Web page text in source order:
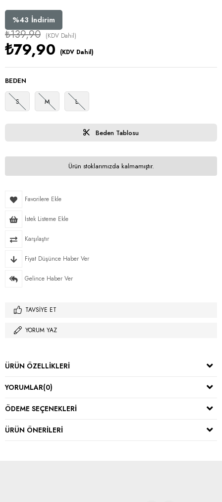
%43 İndirim
₺139,90 (KDV Dahil)
₺79,90 (KDV Dahil)
BEDEN
S M L
Beden Tablosu
Ürün stoklarımızda kalmamıştır.
Favorilere Ekle
İstek Listeme Ekle
Karşılaştır
Fiyat Düşünce Haber Ver
Gelince Haber Ver
TAVSIYE ET
YORUM YAZ
ÜRÜN ÖZELLIKLERI
YORUMLAR(0)
ÖDEME SEÇENEKLERI
ÜRÜN ÖNERILERI